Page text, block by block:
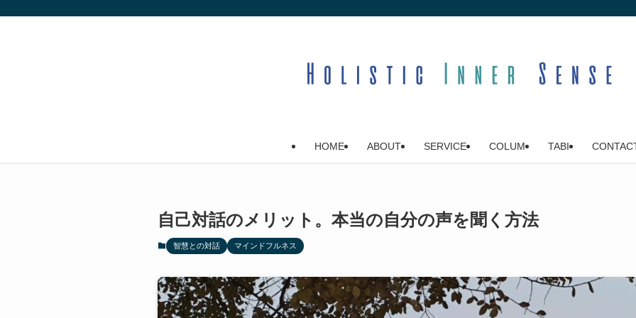
HOME ABOUT SERVICE COLUM TABI
自己対話のメリット。本当の自分の声を聞く方法
智慧との対話 マインドフルネス